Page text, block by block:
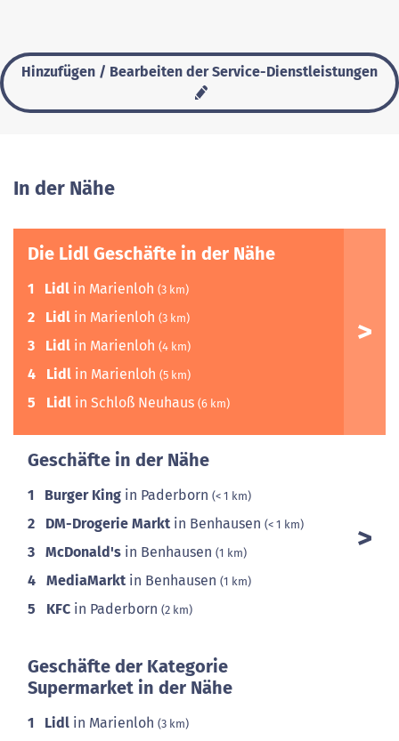
Hinzufügen / Bearbeiten der Service-Dienstleistungen
In der Nähe
Die Lidl Geschäfte in der Nähe
1 Lidl in Marienloh (3 km)
2 Lidl in Marienloh (3 km)
3 Lidl in Marienloh (4 km)
4 Lidl in Marienloh (5 km)
5 Lidl in Schloß Neuhaus (6 km)
Geschäfte in der Nähe
1 Burger King in Paderborn (< 1 km)
2 DM-Drogerie Markt in Benhausen (< 1 km)
3 McDonald's in Benhausen (1 km)
4 MediaMarkt in Benhausen (1 km)
5 KFC in Paderborn (2 km)
Geschäfte der Kategorie
Supermarket in der Nähe
1 Lidl in Marienloh (3 km)